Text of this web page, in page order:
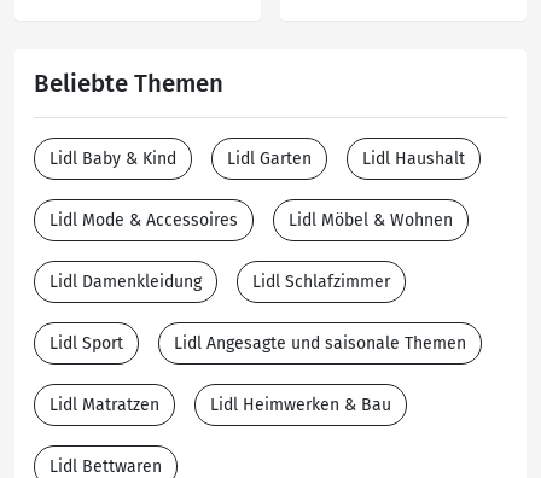
Beliebte Themen
Lidl Baby & Kind Lidl Garten Lidl Haushalt
Lidl Mode & Accessoires Lidl Möbel & Wohnen
Lidl Damenkleidung Lidl Schlafzimmer
Lidl Sport Lidl Angesagte und saisonale Themen
Lidl Matratzen Lidl Heimwerken & Bau
Lidl Bettwaren